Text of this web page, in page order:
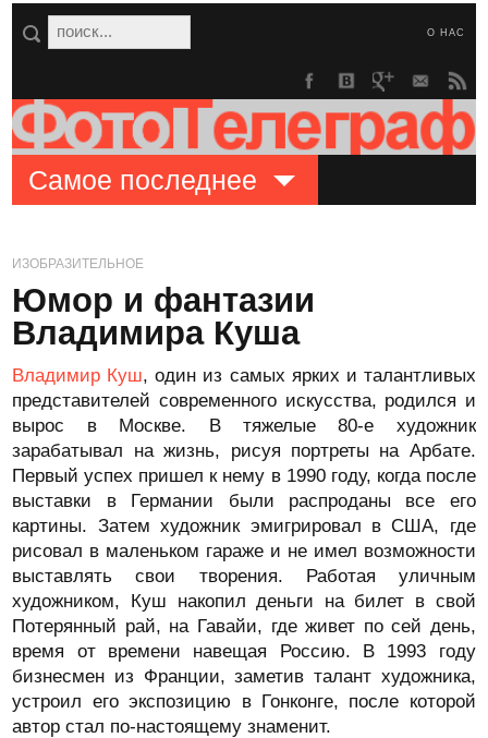
О НАС
Самое последнее
ИЗОБРАЗИТЕЛЬНОЕ
Юмор и фантазии
Владимира Куша
Владимир Куш, один из самых ярких и талантливых
представителей современного искусства, родился и
вырос в Москве. В тяжелые 80-е художник
зарабатывал на жизнь, рисуя портреты на Арбате.
Первый успех пришел к нему в 1990 году, когда после
выставки в Германии были распроданы все его
картины. Затем художник эмигрировал в США, где
рисовал в маленьком гараже и не имел возможности
выставлять свои творения. Работая уличным
художником, Куш накопил деньги на билет в свой
Потерянный рай, на Гавайи, где живет по сей день,
время от времени навещая Россию. В 1993 году
бизнесмен из Франции, заметив талант художника,
устроил его экспозицию в Гонконге, после которой
автор стал по-настоящему знаменит.